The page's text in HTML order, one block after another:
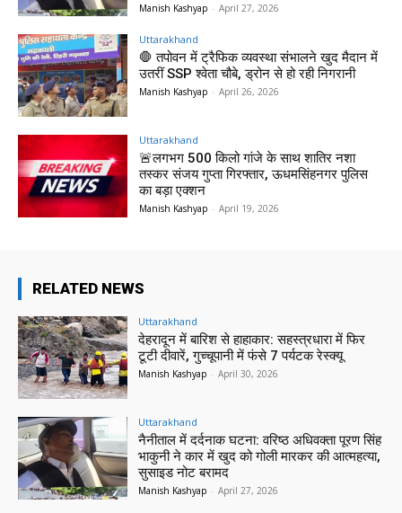
Manish Kashyap - April 27, 2026
Uttarakhand
🛑 तपोवन में ट्रैफिक व्यवस्था संभालने खुद मैदान में
उतरीं SSP श्वेता चौबे, ड्रोन से हो रही निगरानी
Manish Kashyap - April 26, 2026
Uttarakhand
🚨लगभग 500 किलो गांजे के साथ शातिर नशा
तस्कर संजय गुप्ता गिरफ्तार, ऊधमसिंहनगर पुलिस
का बड़ा एक्शन
Manish Kashyap - April 19, 2026
RELATED NEWS
Uttarakhand
देहरादून में बारिश से हाहाकार: सहस्त्रधारा में फिर
टूटी दीवारें, गुच्चूपानी में फंसे 7 पर्यटक रेस्क्यू
Manish Kashyap - April 30, 2026
Uttarakhand
नैनीताल में दर्दनाक घटना: वरिष्ठ अधिवक्ता पूरण सिंह
भाकुनी ने कार में खुद को गोली मारकर की आत्महत्या,
सुसाइड नोट बरामद
Manish Kashyap - April 27, 2026